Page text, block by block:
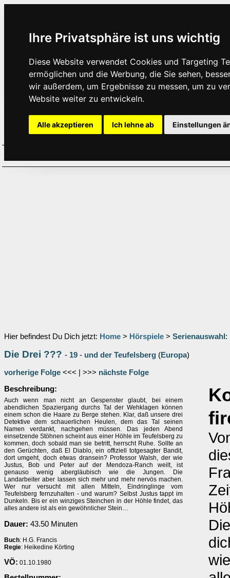
Ihre Privatsphäre ist uns wichtig
Diese Website verwendet Cookies und Targeting
ermöglichen und die Werbung, die Sie sehen,
wir außerdem, um Ergebnisse zu messen, um zu
Website weiter zu entwickeln.
Alle akzeptieren Ich lehne ab Einstellungen
Hier befindest Du Dich jetzt: Home > Hörspiele > Serienauswahl :
Die Drei ??? - 19 - und der Teufelsberg (Europa)
vorherige Folge <<< | >>> nächste Folge
Beschreibung:
Auch wenn man nicht an Gespenster glaubt, bei einem
abendlichen Spaziergang durchs Tal der Wehklagen können
einem schon die Haare zu Berge stehen. Klar, daß unsere drei
Detektive dem schauerlichen Heulen, dem das Tal seinen
Namen verdankt, nachgehen müssen. Das jeden Abend
einsetzende Stöhnen scheint aus einer Höhle im Teufelsberg zu
kommen, doch sobald man sie betritt, herrscht Ruhe. Sollte an
den Gerüchten, daß El Diablo, ein offiziell totgesagter Bandit,
dort umgeht, doch etwas dransein? Professor Walsh, der wie
Justus, Bob und Peter auf der Mendoza-Ranch weilt, ist
genauso wenig abergläubisch wie die Jungen. Die
Landarbeiter aber lassen sich mehr und mehr nervös machen.
Wer nur versucht mit allen Mitteln, Eindringlinge vom
Teufelsberg fernzuhalten - und warum? Selbst Justus tappt im
Dunkeln. Bis er ein winziges Steinchen in der Höhle findet, das
alles andere ist als ein gewöhnlicher Stein…
Dauer: 43.50 Minuten
Buch: H.G. Francis
Regie: Heikedine Körting
VÖ: 01.10.1980